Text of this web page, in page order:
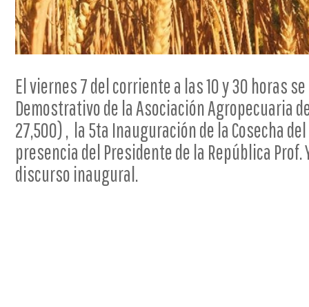
El viernes 7 del corriente a las 10 y 30 horas
Demostrativo de la Asociación Agropecuaria
27,500) , la 5ta Inauguración de la Cosecha
presencia del Presidente de la República Prof.
discurso inaugural.